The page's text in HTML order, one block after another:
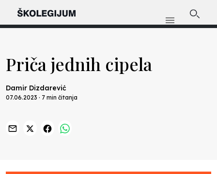
Priča jednih cipela
Damir Dizdarević
07.06.2023 · 7 min čitanja